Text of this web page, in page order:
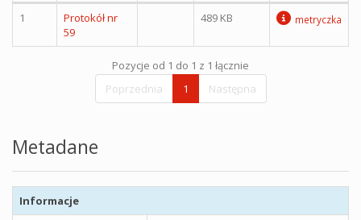
1
Protokół nr
59
489 KB metryczka
Pozycje od 1 do 1 z 1 łącznie
Poprzednia
1 Następna
Metadane
Informacje